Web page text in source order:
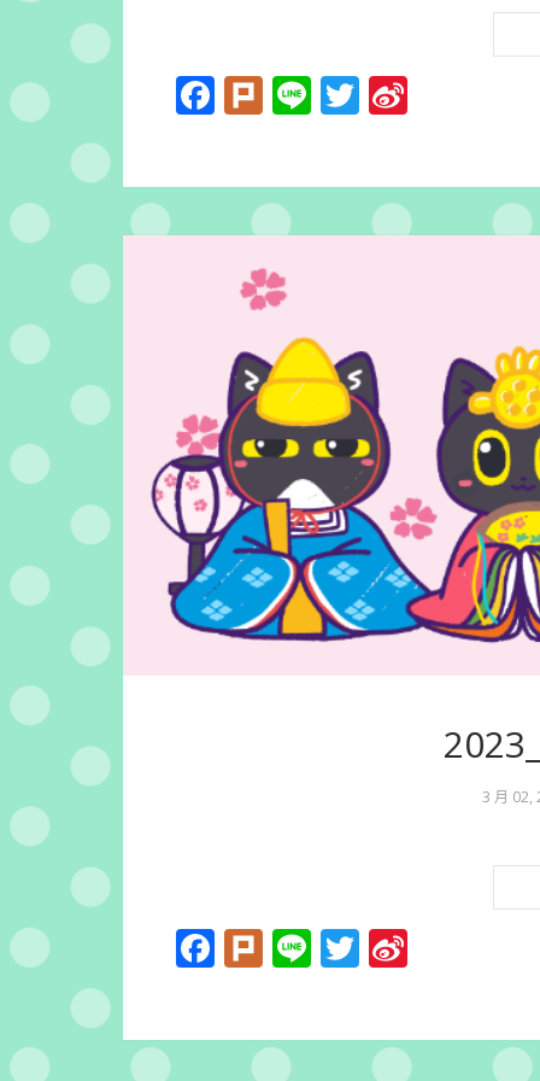
Facebook
PlurkLineTwitter
3 月 02,
Facebook
PlurkLineTwitter